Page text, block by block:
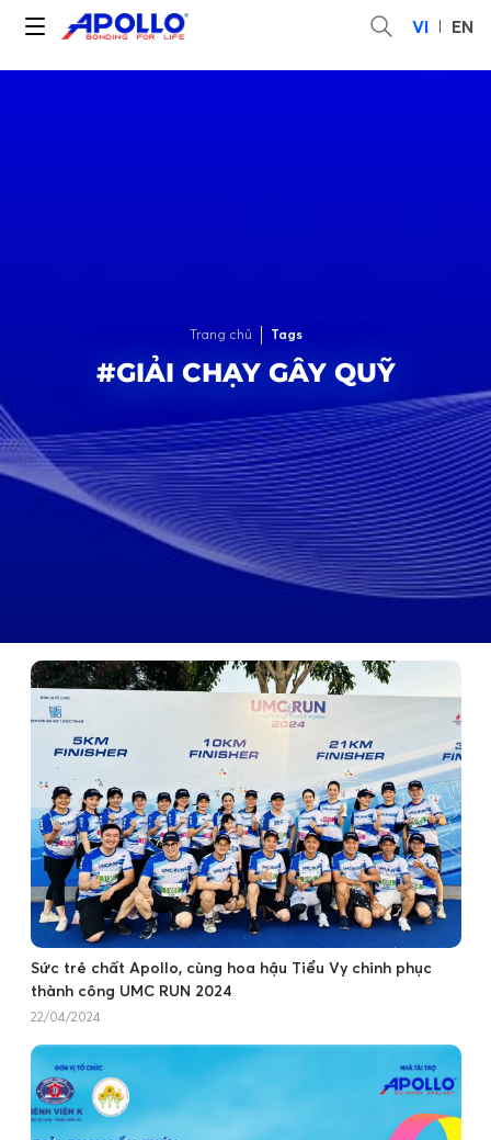
VI EN
Trang chủ Tags
#GIẢI CHẠY GÂY QUỸ
Sức trẻ chất Apollo, cùng hoa hậu Tiểu Vy chinh phục
thành công UMC RUN 2024
22/04/2024